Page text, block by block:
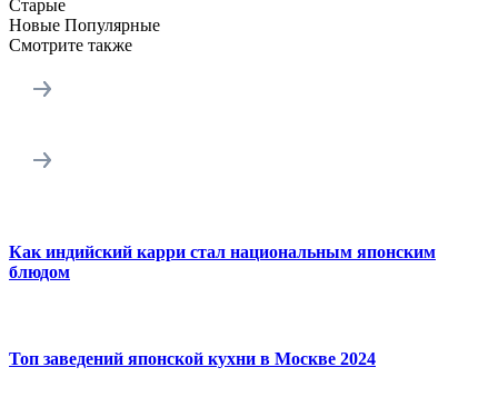
Старые
Новые Популярные
Смотрите также
Как индийский карри стал национальным японским
блюдом
Топ заведений японской кухни в Москве 2024